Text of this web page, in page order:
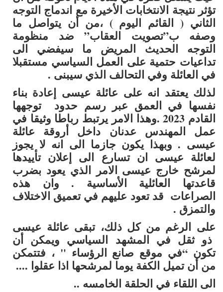
تؤثر نتيجة الانتخابات الأخيرة مع اندماج التوجه
الثاني ( القائم اليوم ) ،من أن يتواصل ما
وصفه ب”تصويت العقاب” ضد منظومة
التوجه الحديث المريض ما سيفضي الى
تداعيات حتمية على العمل السياسي مستقبلا
في العائلة وفي التحالف الذي سيبنى .
لذلك يعتقد انه على عائلة عيسى إعادة بناء
نفسها في العمق عبر رسم حدود توجهها
القادم 2023 . وهذا الامر يرتبط رباطا وثيقا في
عمل المهندس عدنان داخل أروقة عائلة
عيسى . وبهذا يكون جازما الى انه لا يجوز
لعائلة عيسى ان تسارعالى إعلان تأييدها
لمرشح خارج عيسى الامر الذي يعود بضرب
قاعدتها العائلية الأساسية . وان هذه
الصراعات قد تعود عليهم في تعميق الاختلاف
والتمزق .
على الرغم من كل ذلك، تبقى عائلة عيسى
ذو ثقل في المشهد السياسي ويمكن أن
تكون “في موقع صانع الرؤساء " ، فتتمكن
من أن تميل الكفة يوما لمرشحها اذا عقلوا ....
الى اللقاء في الحلقة الخامسه ..